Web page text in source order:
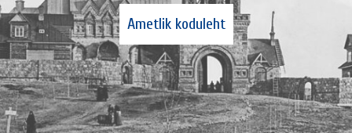
Ametlik koduleht